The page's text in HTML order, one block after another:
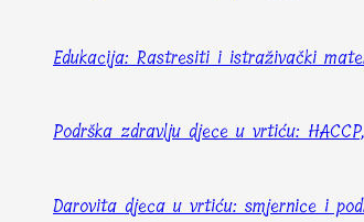
Edukacija: Rastresiti i istraživački
Podrška zdravlju djece u vrtiću:
Darovita djeca u vrtiću: smjernice i